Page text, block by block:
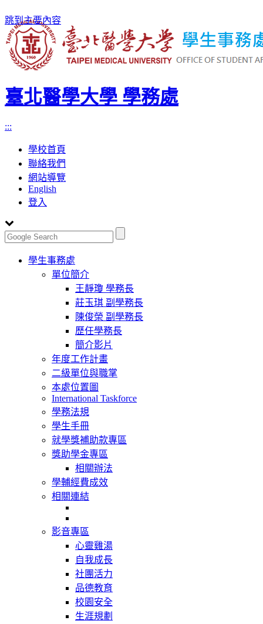
跳到主要內容
臺北醫學大學 學務處
:::
學校首頁
聯絡我們
網站導覽
English
登入
Toggle
navigation
學生事務處
單位簡介
王靜瓊 學務長
莊玉琪 副學務長
陳俊榮 副學務長
歷任學務長
簡介影片
年度工作計畫
二級單位與職掌
本處位置圖
International Taskforce
學務法規
學生手冊
就學獎補助款專區
獎助學金專區
相關辦法
學輔經費成效
相關連結
影音專區
心靈雞湯
自我成長
社團活力
品德教育
校園安全
生涯規劃